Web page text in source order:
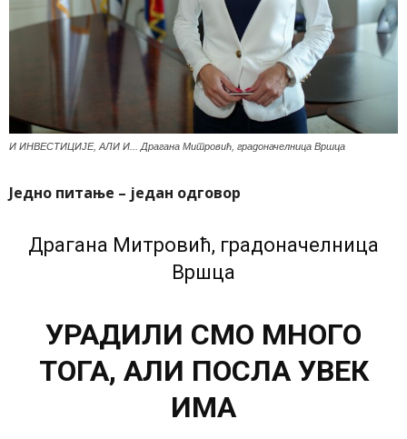
И ИНВЕСТИЦИЈЕ, АЛИ И... Драгана Митровић, градоначелница Вршца
Једно питање – један одговор
Драгана Митровић, градоначелница
Вршца
УРАДИЛИ СМО МНОГО
ТОГА, АЛИ ПОСЛА УВЕК
ИМА